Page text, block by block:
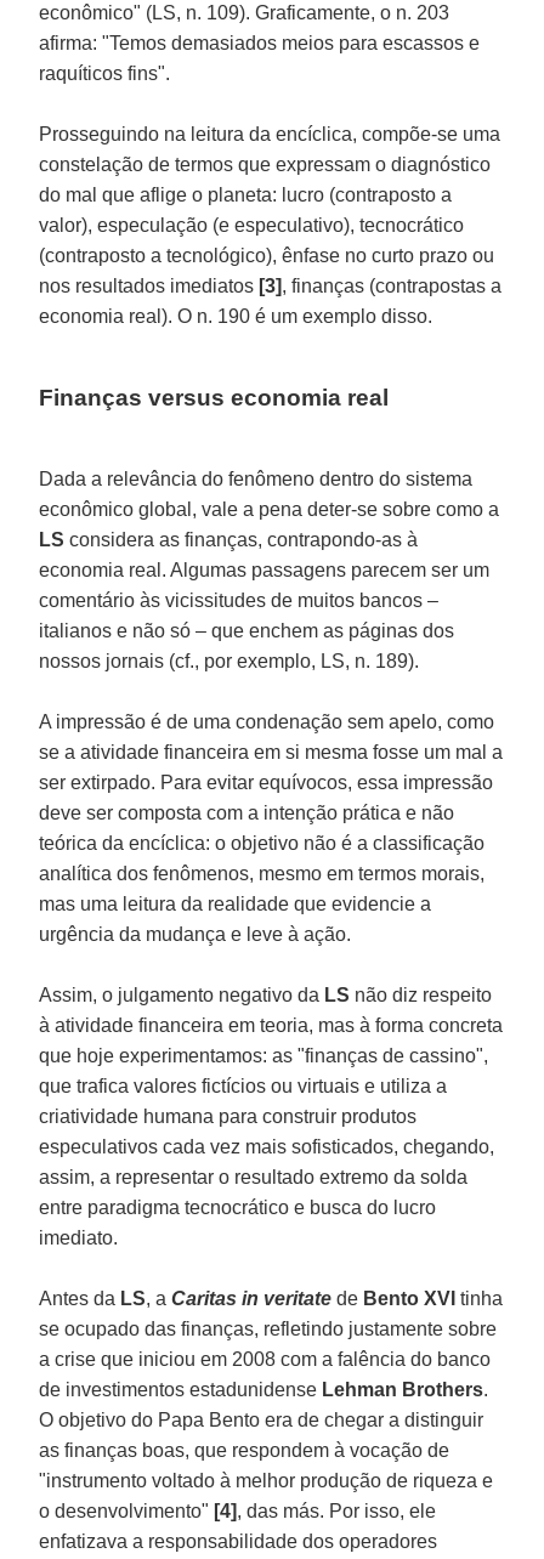
econômico" (LS, n. 109). Graficamente, o n. 203
afirma: "Temos demasiados meios para escassos e
raquíticos fins".
Prosseguindo na leitura da encíclica, compõe-se uma
constelação de termos que expressam o diagnóstico
do mal que aflige o planeta: lucro (contraposto a
valor), especulação (e especulativo), tecnocrático
(contraposto a tecnológico), ênfase no curto prazo ou
nos resultados imediatos [3], finanças (contrapostas a
economia real). O n. 190 é um exemplo disso.
Finanças versus economia real
Dada a relevância do fenômeno dentro do sistema
econômico global, vale a pena deter-se sobre como a
LS considera as finanças, contrapondo-as à
economia real. Algumas passagens parecem ser um
comentário às vicissitudes de muitos bancos –
italianos e não só – que enchem as páginas dos
nossos jornais (cf., por exemplo, LS, n. 189).
A impressão é de uma condenação sem apelo, como
se a atividade financeira em si mesma fosse um mal a
ser extirpado. Para evitar equívocos, essa impressão
deve ser composta com a intenção prática e não
teórica da encíclica: o objetivo não é a classificação
analítica dos fenômenos, mesmo em termos morais,
mas uma leitura da realidade que evidencie a
urgência da mudança e leve à ação.
Assim, o julgamento negativo da LS não diz respeito
à atividade financeira em teoria, mas à forma concreta
que hoje experimentamos: as "finanças de cassino",
que trafica valores fictícios ou virtuais e utiliza a
criatividade humana para construir produtos
especulativos cada vez mais sofisticados, chegando,
assim, a representar o resultado extremo da solda
entre paradigma tecnocrático e busca do lucro
imediato.
Antes da LS, aCaritas in veritate de Bento XVI tinha
se ocupado das finanças, refletindo justamente sobre
a crise que iniciou em 2008 com a falência do banco
de investimentos estadunidense Lehman Brothers.
O objetivo do Papa Bento era de chegar a distinguir
as finanças boas, que respondem à vocação de
"instrumento voltado à melhor produção de riqueza e
o desenvolvimento" [4], das más. Por isso, ele
enfatizava a responsabilidade dos operadores